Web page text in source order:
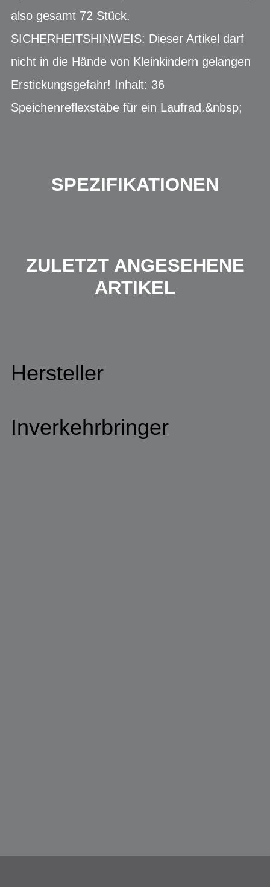
also gesamt 72 Stück.
SICHERHEITSHINWEIS: Dieser Artikel darf
nicht in die Hände von Kleinkindern gelangen
Erstickungsgefahr! Inhalt: 36
Speichenreflexstäbe für ein Laufrad.&nbsp;
SPEZIFIKATIONEN
ZULETZT ANGESEHENE
ARTIKEL
Hersteller
Inverkehrbringer